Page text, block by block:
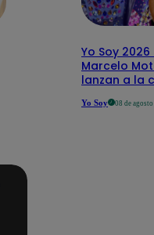
Yo Soy 2026
Marcelo
lanzan a la
Yo Soy 08 de